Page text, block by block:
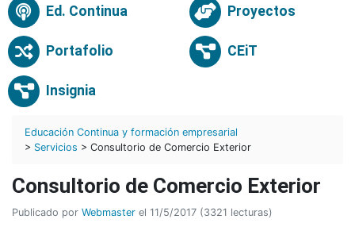
Ed. Continua Proyectos
Portafolio CEiT
Insignia
Educación Continua y formación empresarial
> Servicios > Consultorio de Comercio Exterior
Consultorio de Comercio Exterior
Publicado por Webmaster el 11/5/2017 (3321 lecturas)